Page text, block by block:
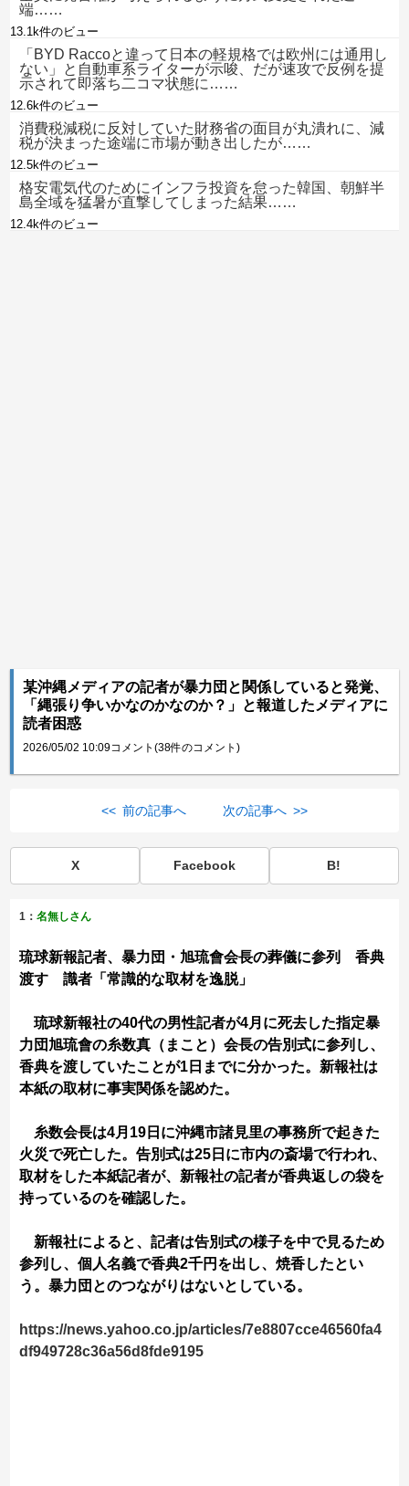
端……
13.1k件のビュー
「BYD Raccoと違って日本の軽規格では欧州には通用し
ない」と自動車系ライターが示唆、だが速攻で反例を提
示されて即落ち二コマ状態に……
12.6k件のビュー
消費税減税に反対していた財務省の面目が丸潰れに、減
税が決まった途端に市場が動き出したが……
12.5k件のビュー
格安電気代のためにインフラ投資を怠った韓国、朝鮮半
島全域を猛暑が直撃してしまった結果……
12.4k件のビュー
某沖縄メディアの記者が暴力団と関係していると発覚、
「縄張り争いかなのかなのか？」と報道したメディアに
読者困惑
2026/05/02 10:09コメント(38件のコメント)
<< 前の記事へ 次の記事へ >>
X Facebook B!
1：名無しさん
琉球新報記者、暴力団・旭琉會会長の葬儀に参列 香典
渡す 識者「常識的な取材を逸脱」
琉球新報社の40代の男性記者が4月に死去した指定暴
力団旭琉會の糸数真（まこと）会長の告別式に参列し、
香典を渡していたことが1日までに分かった。新報社は
本紙の取材に事実関係を認めた。
糸数会長は4月19日に沖縄市諸見里の事務所で起きた
火災で死亡した。告別式は25日に市内の斎場で行われ、
取材をした本紙記者が、新報社の記者が香典返しの袋を
持っているのを確認した。
新報社によると、記者は告別式の様子を中で見るため
参列し、個人名義で香典2千円を出し、焼香したとい
う。暴力団とのつながりはないとしている。
https://news.yahoo.co.jp/articles/7e8807cce46560fa4
df949728c36a56d8fde9195